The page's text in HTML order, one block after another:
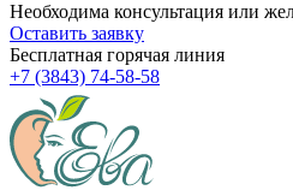
Необходима консультация или
Оставить заявку
Бесплатная горячая линия
+7 (3843) 74-58-58